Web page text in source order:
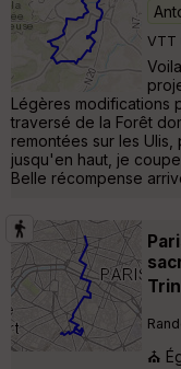
VTT
Légères modifications
traversé de la Forêt
remontées sur les
jusqu'en haut, je
Belle récompense
⛪